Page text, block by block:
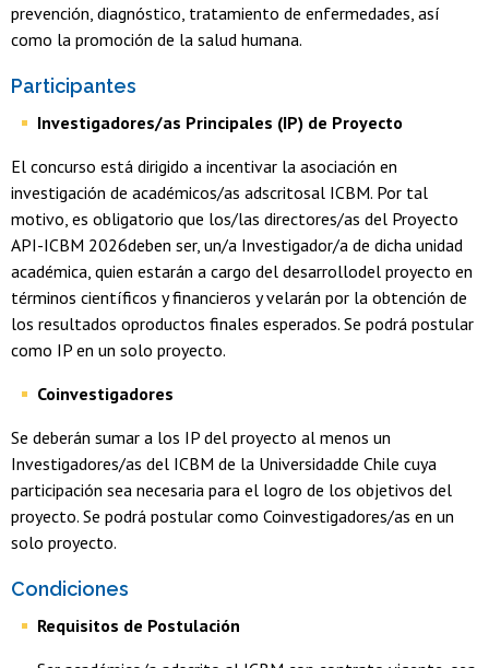
prevención, diagnóstico, tratamiento de enfermedades, así
como la promoción de la salud humana.
Participantes
Investigadores/as Principales (IP) de Proyecto
El concurso está dirigido a incentivar la asociación en
investigación de académicos/as adscritosal ICBM. Por tal
motivo, es obligatorio que los/las directores/as del Proyecto
API-ICBM 2026deben ser, un/a Investigador/a de dicha unidad
académica, quien estarán a cargo del desarrollodel proyecto en
términos científicos y financieros y velarán por la obtención de
los resultados oproductos finales esperados. Se podrá postular
como IP en un solo proyecto.
Coinvestigadores
Se deberán sumar a los IP del proyecto al menos un
Investigadores/as del ICBM de la Universidadde Chile cuya
participación sea necesaria para el logro de los objetivos del
proyecto. Se podrá postular como Coinvestigadores/as en un
solo proyecto.
Condiciones
Requisitos de Postulación